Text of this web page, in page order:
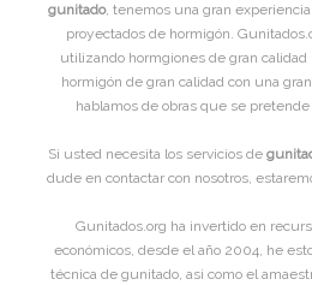
gunitado, tenemos una gran
proyectados de hormigón.
utilizando hormgiones de gran
hormigón de gran calidad con una
hablamos de obras que se
Si usted necesita los servicios de
dude en contactar con nosotros,
Gunitados.org ha invertido en
económicos, desde el año 2004, he
técnica de gunitado, asi como el